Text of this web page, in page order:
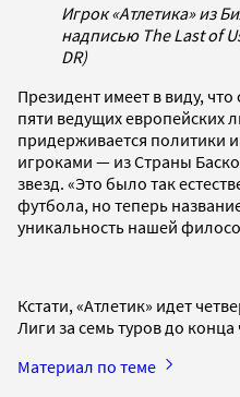
Игрок «Атлетика» из
надписью The Last of
DR)
Президент имеет в виду,
пяти ведущих европейских
придерживается политики
игроками — из Страны
звезд. «Это было так
футбола, но теперь
уникальность нашей
Кстати, «Атлетик» идет
Лиги за семь туров до
Материал по теме